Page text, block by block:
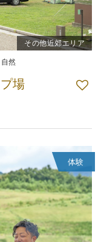
その他近郊エリア
自然
場
体験